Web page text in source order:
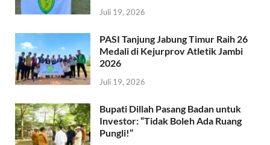
Juli 19, 2026
PASI Tanjung Jabung Timur Raih 26
Medali di Kejurprov Atletik Jambi
2026
Juli 19, 2026
Bupati Dillah Pasang Badan untuk
Investor: “Tidak Boleh Ada Ruang
Pungli!”